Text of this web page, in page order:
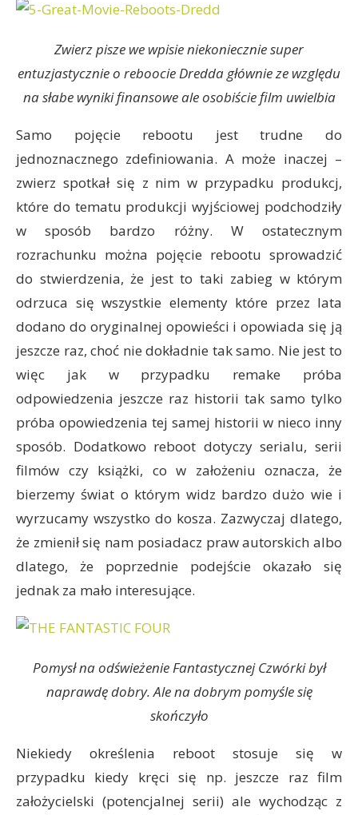
Zwierz pisze we wpisie niekoniecznie super
entuzjastycznie o reboocie Dredda głównie ze względu
na słabe wyniki finansowe ale osobiście film uwielbia
Samo pojęcie rebootu jest trudne do
jednoznacznego zdefiniowania. A może inaczej –
zwierz spotkał się z nim w przypadku produkcj,
które do tematu produkcji wyjściowej podchodziły
w sposób bardzo różny. W ostatecznym
rozrachunku można pojęcie rebootu sprowadzić
do stwierdzenia, że jest to taki zabieg w którym
odrzuca się wszystkie elementy które przez lata
dodano do oryginalnej opowieści i opowiada się ją
jeszcze raz, choć nie dokładnie tak samo. Nie jest to
więc jak w przypadku remake próba
odpowiedzenia jeszcze raz historii tak samo tylko
próba opowiedzenia tej samej historii w nieco inny
sposób. Dodatkowo reboot dotyczy serialu, serii
filmów czy książki, co w założeniu oznacza, że
bierzemy świat o którym widz bardzo dużo wie i
wyrzucamy wszystko do kosza. Zazwyczaj dlatego,
że zmienił się nam posiadacz praw autorskich albo
dlatego, że poprzednie podejście okazało się
jednak za mało interesujące.
Pomysł na odświeżenie Fantastycznej Czwórki był
naprawdę dobry. Ale na dobrym pomyśle się
skończyło
Niekiedy określenia reboot stosuje się w
przypadku kiedy kręci się np. jeszcze raz film
założycielski (potencjalnej serii) ale wychodząc z